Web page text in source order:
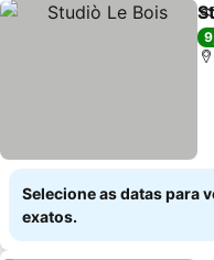
Selecione as datas para
exatos.